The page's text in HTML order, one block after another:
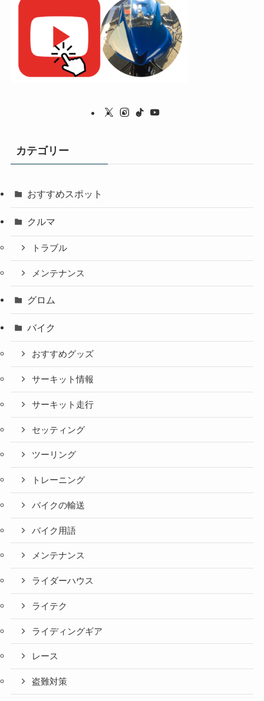
カテゴリー
おすすめスポット
クルマ
トラブル
メンテナンス
グロム
バイク
おすすめグッズ
サーキット情報
サーキット走行
セッティング
ツーリング
トレーニング
バイクの輸送
バイク用語
メンテナンス
ライダーハウス
ライテク
ライディングギア
レース
盗難対策